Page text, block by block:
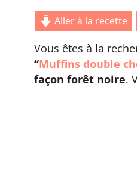
Aller à la recette
Vous êtes à la
“Muffins double
façon forêt noire.